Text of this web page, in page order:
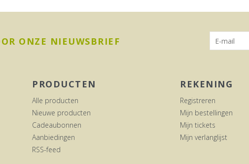
ONZE NIEUWSBRIEF
PRODUCTEN
Alle producten
Nieuwe producten
Cadeaubonnen
Aanbiedingen
RSS-feed
REKENING
Registreren
Mijn bestellingen
Mijn tickets
Mijn verlanglijst